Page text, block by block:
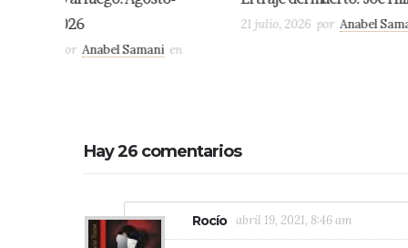
21 julio, 2026 Anabel Samani en Terror 6 julio, 2026
Hay 26 comentarios
Rocío abril 19, 2021, 8:46 am